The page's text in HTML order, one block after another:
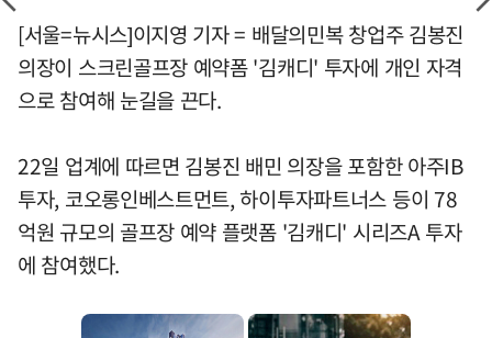
[서울=뉴시스]이지영 기자 = 배달의민복 창업주 김봉진
의장이 스크린골프장 예약폼 '김캐디' 투자에 개인 자격
으로 참여해 눈길을 끈다.
22일 업계에 따르면 김봉진 배민 의장을 포함한 아주IB
투자, 코오롱인베스트먼트, 하이투자파트너스 등이 78
억원 규모의 골프장 예약 플랫폼 '김캐디' 시리즈A 투자
에 참여했다.